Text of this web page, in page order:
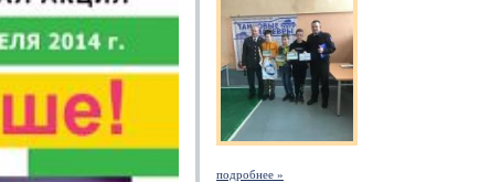
подробнее »